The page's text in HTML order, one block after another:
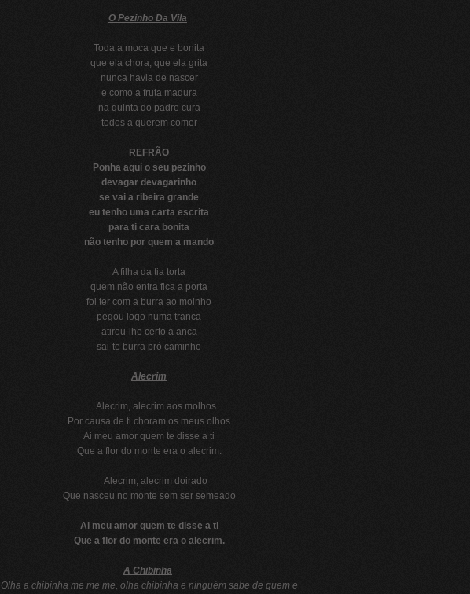
O Pezinho Da Vila
Toda a moca que e bonita
que ela chora, que ela grita
nunca havia de nascer
e como a fruta madura
na quinta do padre cura
todos a querem comer
REFRÃO
Ponha aqui o seu pezinho
devagar devagarinho
se vai a ribeira grande
eu tenho uma carta escrita
para ti cara bonita
não tenho por quem a mando
A filha da tia torta
quem não entra fica a porta
foi ter com a burra ao moinho
pegou logo numa tranca
atirou-lhe certo a anca
sai-te burra pró caminho
Alecrim
Alecrim, alecrim aos molhos
Por causa de ti choram os meus olhos
Ai meu amor quem te disse a ti
Que a flor do monte era o alecrim.
Alecrim, alecrim doirado
Que nasceu no monte sem ser semeado
Ai meu amor quem te disse a ti
Que a flor do monte era o alecrim.
A Chibinha
Olha a chibinha me me me, olha chibinha e ninguém sabe de quem e